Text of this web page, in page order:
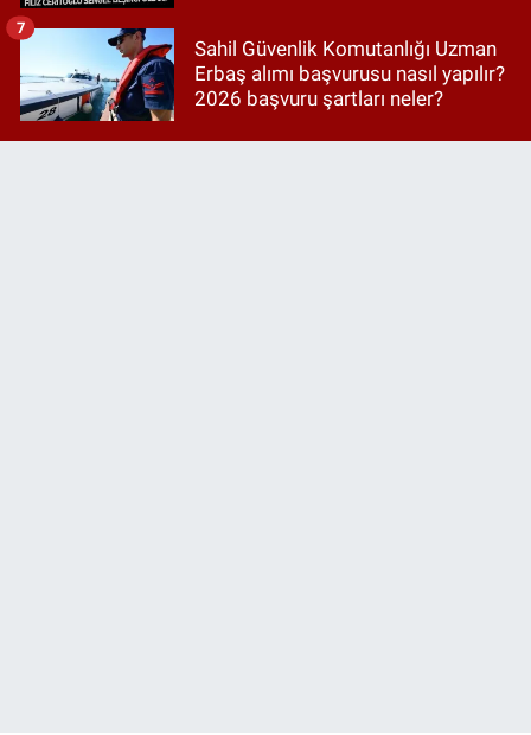
Sahil Güvenlik Komutanlığı Uzman
Erbaş alımı başvurusu nasıl yapılır?
2026 başvuru şartları neler?
7